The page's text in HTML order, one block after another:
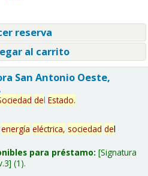
reserva
al carrito
San Antonio Oeste,
del Estado.
energía eléctrica, sociedad del
para préstamo: Signatura
(1).